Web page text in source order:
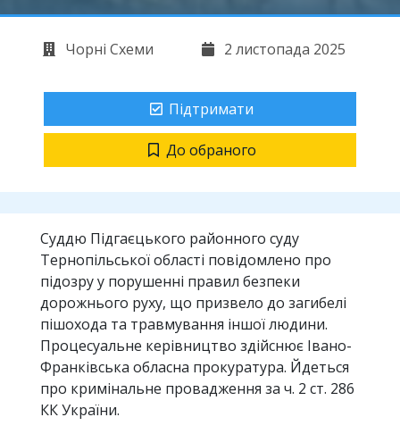
Чорні Схеми 2 листопада 2025
Підтримати
До обраного
Суддю Пiдгаєцького районного суду
Тернопiльської областi повiдомлено про
пiдозру у порушеннi правил безпеки
дорожнього руху, що призвело до загибелi
пiшохода та травмування iншої людини.
Процесуальне керiвництво здiйснює Iвано-
Франкiвська обласна прокуратура. Йдеться
про кримiнальне провадження за ч. 2 ст. 286
КК України.